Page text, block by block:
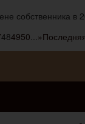
собственника
484950 »